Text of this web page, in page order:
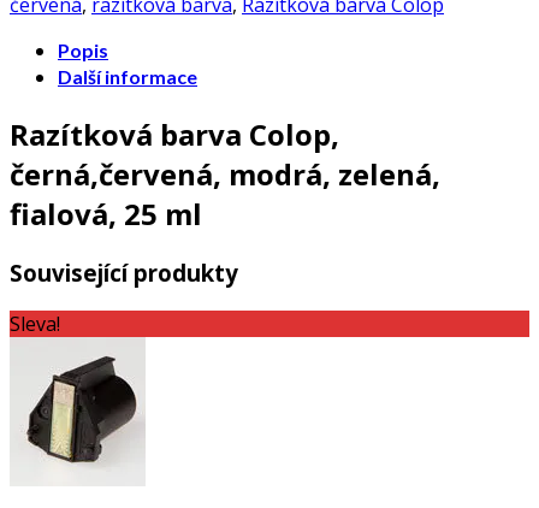
Popis
Další informace
Razítková barva Colop,
černá,červená, modrá, zelená,
fialová, 25 ml
Související produkty
Sleva!